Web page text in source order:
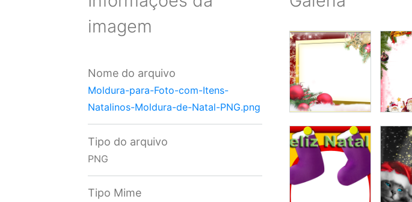
imagem
Nome do arquivo
Moldura-para-Foto-com-Itens-
Natalinos-Moldura-de-Natal-PNG.png
Tipo do arquivo
PNG
Tipo Mime